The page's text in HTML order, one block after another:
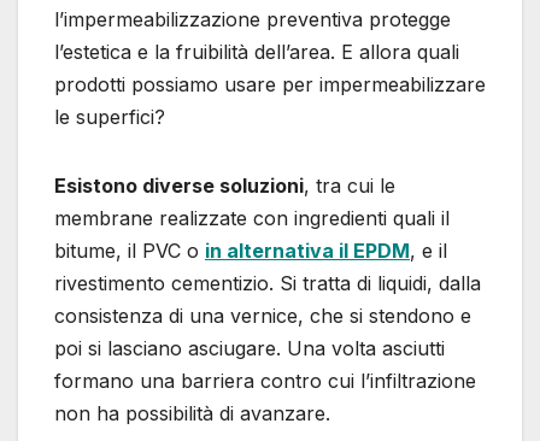
l’impermeabilizzazione preventiva protegge
l’estetica e la fruibilità dell’area. E allora quali
prodotti possiamo usare per impermeabilizzare
le superfici?
Esistono diverse soluzioni, tra cui le
membrane realizzate con ingredienti quali il
bitume, il PVC o in alternativa il EPDM, e il
rivestimento cementizio. Si tratta di liquidi, dalla
consistenza di una vernice, che si stendono e
poi si lasciano asciugare. Una volta asciutti
formano una barriera contro cui l’infiltrazione
non ha possibilità di avanzare.